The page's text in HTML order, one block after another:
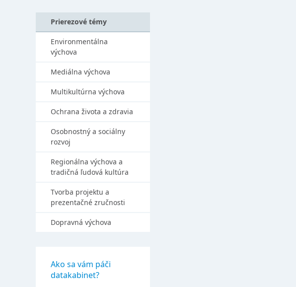
Prierezové témy
Environmentálna
výchova
Mediálna výchova
Multikultúrna výchova
Ochrana života a zdravia
Osobnostný a sociálny
rozvoj
Regionálna výchova a
tradičná ľudová kultúra
Tvorba projektu a
prezentačné zručnosti
Dopravná výchova
Ako sa vám páči
datakabinet?